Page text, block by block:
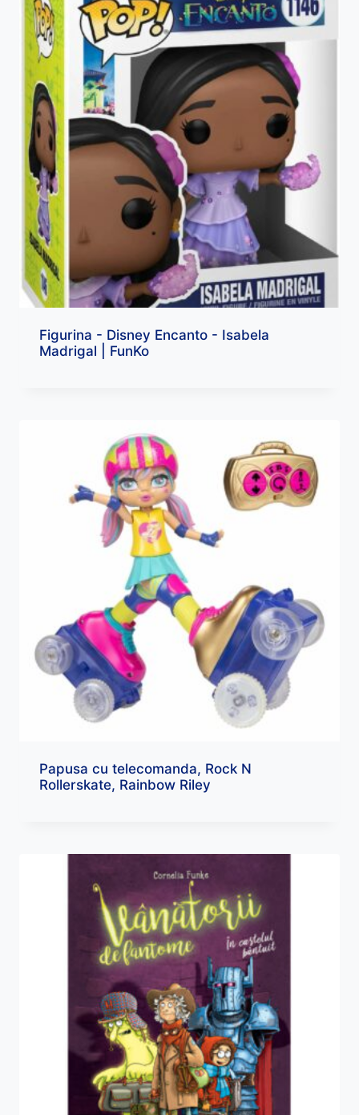
Figurina - Disney Encanto - Isabela
Madrigal | FunKo
Papusa cu telecomanda, Rock N
Rollerskate, Rainbow Riley